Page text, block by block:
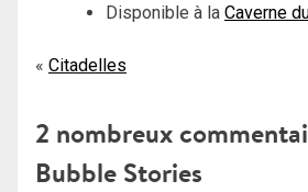
Disponible à la Caverne
Navigation
l’article
Citadelles
2 nombreux
Bubble Stories